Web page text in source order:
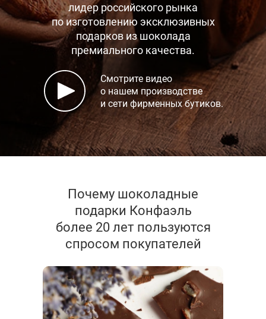
лидер российского рынка
по изготовлению эксклюзивных
подарков из шоколада
премиального качества.
Смотрите видео
о нашем производстве
и сети фирменных бутиков.
Почему шоколадные
подарки Конфаэль
более 20 лет пользуются
спросом покупателей